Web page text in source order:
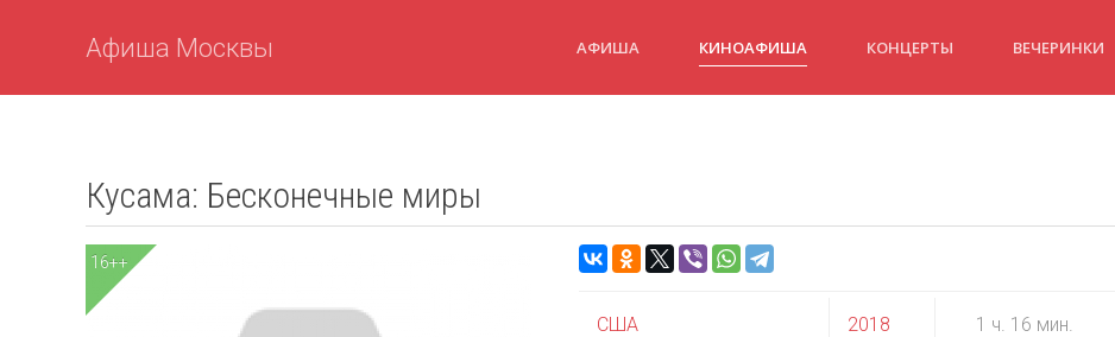
Афиша Москвы АФИША КИНОАФИША КОНЦЕРТЫ ВЕЧЕРИНКИ
Кусама: Бесконечные миры
16++
США 2018 1 ч. 16 мин.